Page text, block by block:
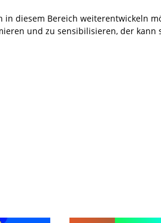
diesem Bereich weiterentwickeln
und zu sensibilisieren, der kann